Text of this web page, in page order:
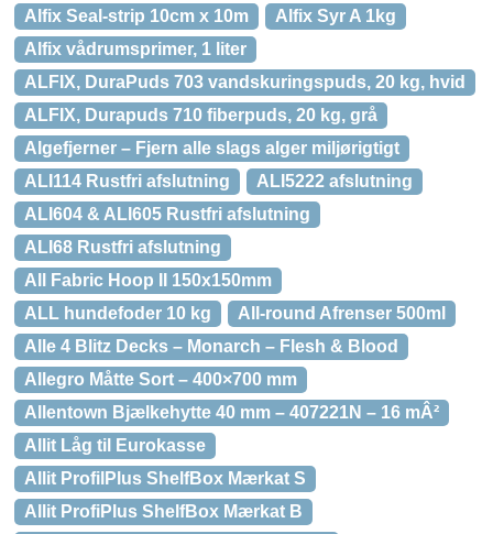
Alfix Seal-strip 10cm x 10m
Alfix Syr A 1kg
Alfix vådrumsprimer, 1 liter
ALFIX, DuraPuds 703 vandskuringspuds, 20 kg, hvid
ALFIX, Durapuds 710 fiberpuds, 20 kg, grå
Algefjerner – Fjern alle slags alger miljørigtigt
ALI114 Rustfri afslutning
ALI5222 afslutning
ALI604 & ALI605 Rustfri afslutning
ALI68 Rustfri afslutning
All Fabric Hoop II 150x150mm
ALL hundefoder 10 kg
All-round Afrenser 500ml
Alle 4 Blitz Decks – Monarch – Flesh & Blood
Allegro Måtte Sort – 400×700 mm
Allentown Bjælkehytte 40 mm – 407221N – 16 mÂ²
Allit Låg til Eurokasse
Allit ProfilPlus ShelfBox Mærkat S
Allit ProfiPlus ShelfBox Mærkat B